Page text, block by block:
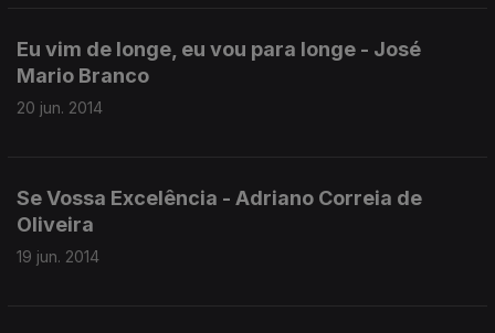
Eu vim de longe, eu vou para longe - José
Mario Branco
20 jun. 2014
Se Vossa Excelência - Adriano Correia de
Oliveira
19 jun. 2014